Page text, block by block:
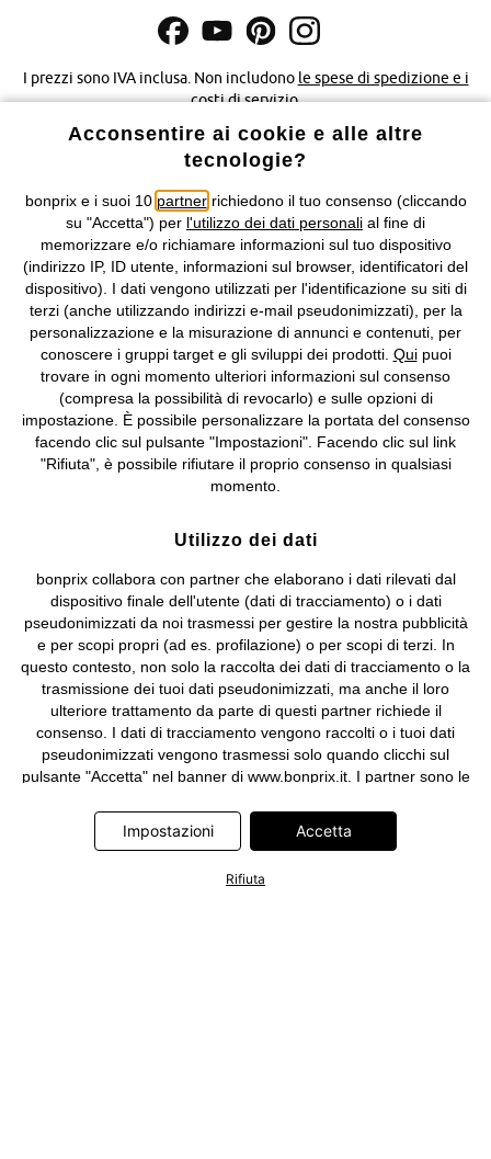
I prezzi sono IVA inclusa. Non includono le spese di spedizione e i
costi di servizio.
Condizioni di vendita Accessibilità
Informativa privacy e cookie Gestione dei cookie
Informazioni legali Diritto di recesso
©2026 bonprix.Tutti i diritti riservati.
bonprix S.r.l. con socio unico, sede legale: via Adua 33 - 13855
Valdengo (BI) C.F. 01510910027 - P.I. 01939830020, Reg. Imprese di
Biella n. 01510910027, R.E.A. BI - 171345, N. Reg. Pile:
IT09060P00000858, N. Reg. AEE: IT08020000002105 Capitale
Sociale: euro 1.000.000 i.v, Società soggetta all'attività di direzione
e coordinamento di bonprix Beteiligungs -Verwaltungsgesellschaft
mbH.
Acconsentire ai cookie e alle altre
tecnologie?
bonprix e i suoi 10 partnerrichiedono il tuo consenso (cliccando
su "Accetta") per l'utilizzo dei dati personali al fine di
memorizzare e/o richiamare informazioni sul tuo dispositivo
(indirizzo IP, ID utente, informazioni sul browser, identificatori del
dispositivo). I dati vengono utilizzati per l'identificazione su siti di
terzi (anche utilizzando indirizzi e-mail pseudonimizzati), per la
personalizzazione e la misurazione di annunci e contenuti, per
conoscere i gruppi target e gli sviluppi dei prodotti. Quipuoi
trovare in ogni momento ulteriori informazioni sul consenso
(compresa la possibilità di revocarlo) e sulle opzioni di
impostazione. È possibile personalizzare la portata del consenso
facendo clic sul pulsante "Impostazioni". Facendo clic sul link
"Rifiuta", è possibile rifiutare il proprio consenso in qualsiasi
momento.
Utilizzo dei dati
bonprix collabora con partner che elaborano i dati rilevati dal
dispositivo finale dell'utente (dati di tracciamento) o i dati
pseudonimizzati da noi trasmessi per gestire la nostra pubblicità
e per scopi propri (ad es. profilazione) o per scopi di terzi. In
questo contesto, non solo la raccolta dei dati di tracciamento o la
trasmissione dei tuoi dati pseudonimizzati, ma anche il loro
ulteriore trattamento da parte di questi partner richiede il
consenso. I dati di tracciamento vengono raccolti o i tuoi dati
pseudonimizzati vengono trasmessi solo quando clicchi sul
pulsante "Accetta" nel banner di www.bonprix.it. I partner sono le
Limited, Hurra Communications GmbH, ID5 Technology Ltd,
Meta Platforms Ireland Limited, Microsoft Ireland Operations
Information Technologies UK Limited. Ulteriori informazioni sul
Impostazioni Accetta
Rifiuta